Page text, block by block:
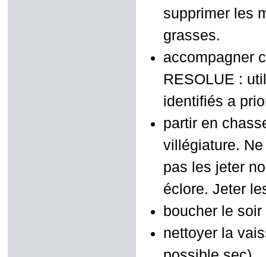
supprimer les
grasses.
accompagner
RESOLUE :
identifiés a
partir en
villégiature.
pas les jeter
éclore. Jeter
boucher le
nettoyer la